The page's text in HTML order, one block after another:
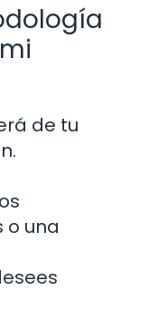
de tu
o una